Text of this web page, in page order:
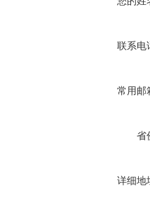
联系电
常用邮
省
详细地